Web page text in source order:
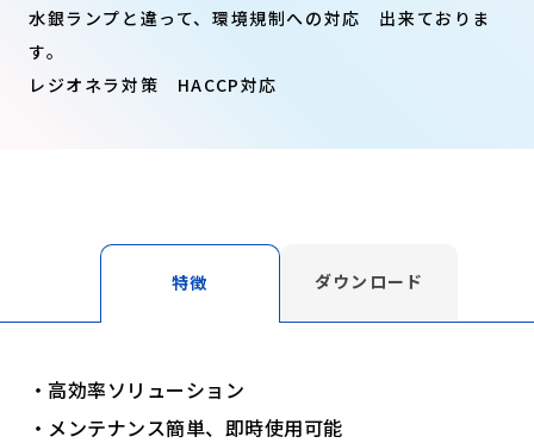
水銀ランプと違って、環境規制への対応 出来ておりま
す。
レジオネラ対策 HACCP対応
特徴 ダウンロード
・高効率ソリューション
・メンテナンス簡単、即時使用可能